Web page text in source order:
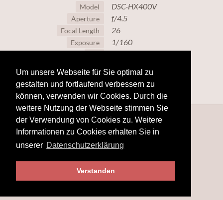
Um unsere Webseite für Sie optimal zu
gestalten und fortlaufend verbessern zu
können, verwenden wir Cookies. Durch die
weitere Nutzung der Webseite stimmen Sie
der Verwendung von Cookies zu. Weitere
Informationen zu Cookies erhalten Sie in
unserer Datenschutzerklärung
Verstanden
Model DSC-HX400V
Aperture f/4.5
Focal Length 26
Exposure 1/160
320
© 2025hobby-fotografie.mobi